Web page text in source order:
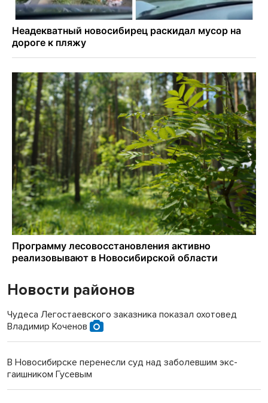
Новости районов
Чудеса Легостаевского заказника показал охотовед
Владимир Коченов
В Новосибирске перенесли суд над заболевшим экс-
гаишником Гусевым